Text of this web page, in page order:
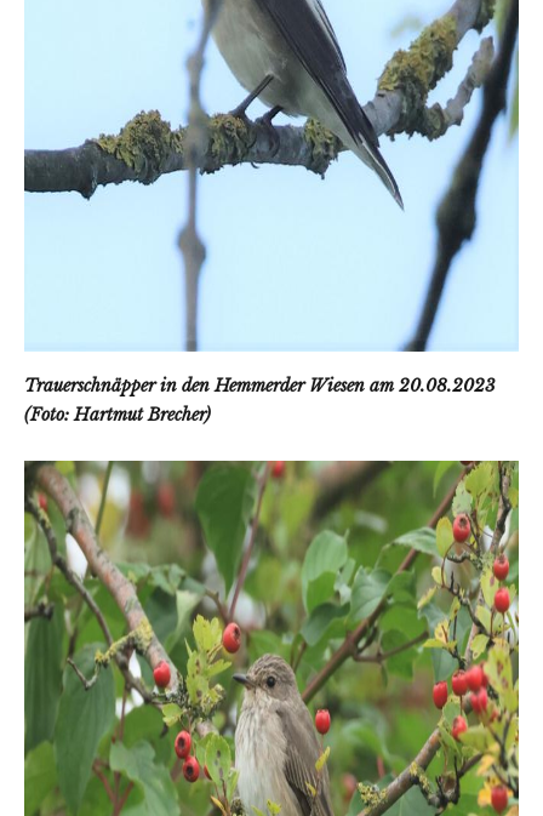
Trauerschnäpper in den Hemmerder Wiesen am 20.08.2023
(Foto: Hartmut Brecher)